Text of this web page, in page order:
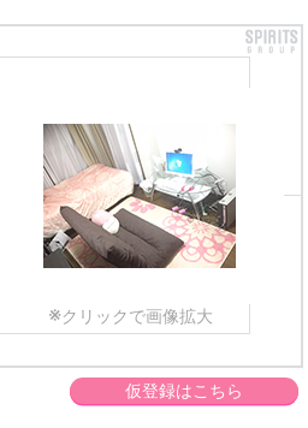
※クリックで画像拡大
仮登録はこちら